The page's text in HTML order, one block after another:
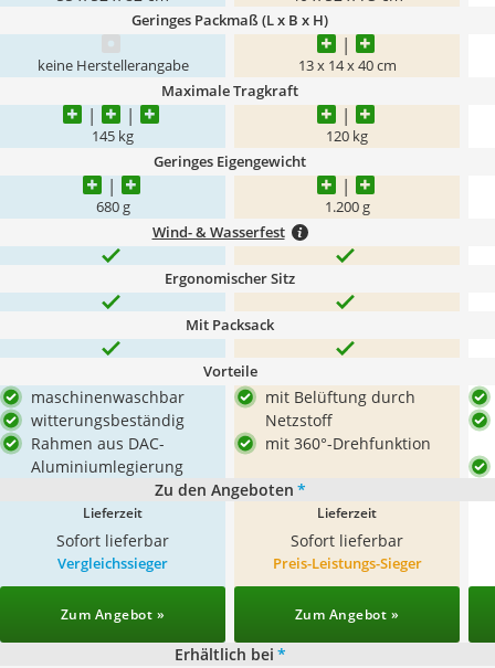
Geringes Packmaß (L x B x H)
keine Herstellerangabe 13 x 14 x 40 cm
Maximale Tragkraft
145 kg 120 kg
Geringes Eigengewicht
‎680 g 1.200 g
Wind- & Wasserfest
Ergonomischer Sitz
Mit Packsack
Vorteile
maschinenwaschbar
witterungsbeständig
Rahmen aus DAC-
Aluminiumlegierung
mit Belüftung durch
Netzstoff
mit 360°-Drehfunktion
Zu den Angeboten *
Lieferzeit
Sofort lieferbar
Lieferzeit
Sofort lieferbar
Vergleichssieger
Zum Angebot »
Preis-Leistungs-Sieger
Zum Angebot »
Erhältlich bei *